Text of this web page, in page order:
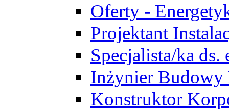
Oferty -
Projektant
Specjalista/ka
Inżynier
Konstruktor